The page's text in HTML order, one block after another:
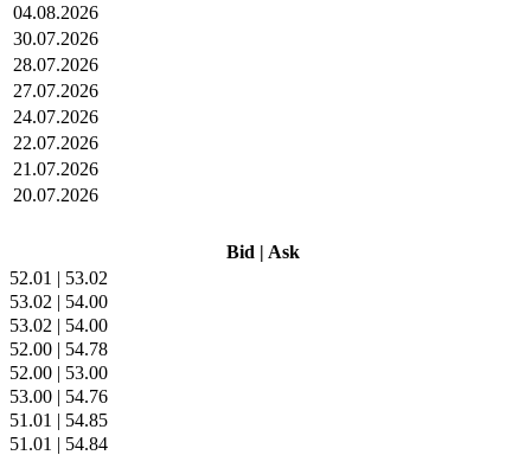
04.08.2026
30.07.2026
28.07.2026
27.07.2026
24.07.2026
22.07.2026
21.07.2026
20.07.2026
Bid | Ask
52.01 | 53.02
53.02 | 54.00
53.02 | 54.00
52.00 | 54.78
52.00 | 53.00
53.00 | 54.76
51.01 | 54.85
51.01 | 54.84